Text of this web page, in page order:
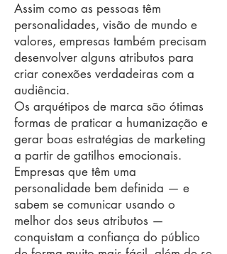
Assim como as pessoas têm
personalidades, visão de mundo e
valores, empresas também precisam
desenvolver alguns atributos para
criar conexões verdadeiras com a
audiência.
Os arquétipos de marca são ótimas
formas de praticar a humanização e
gerar boas estratégias de marketing
a partir de gatilhos emocionais.
Empresas que têm uma
personalidade bem definida — e
sabem se comunicar usando o
melhor dos seus atributos —
conquistam a confiança do público